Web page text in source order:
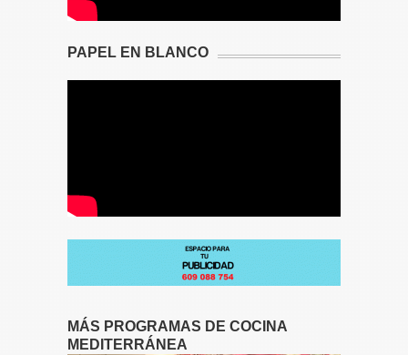
PAPEL EN BLANCO
MÁS PROGRAMAS DE COCINA
MEDITERRÁNEA